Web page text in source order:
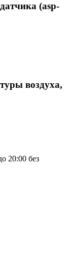
(asp-
воздуха,
20:00 без